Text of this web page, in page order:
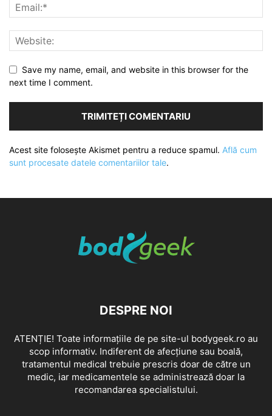
Save my name, email, and website in this browser for the
next time I comment.
Acest site folosește Akismet pentru a reduce spamul. Află cum
sunt procesate datele comentariilor tale.
DESPRE NOI
ATENȚIE! Toate informațiile de pe site-ul bodygeek.ro au
scop informativ. Indiferent de afecțiune sau boală,
tratamentul medical trebuie prescris doar de către un
medic, iar medicamentele se administrează doar la
recomandarea specialistului.